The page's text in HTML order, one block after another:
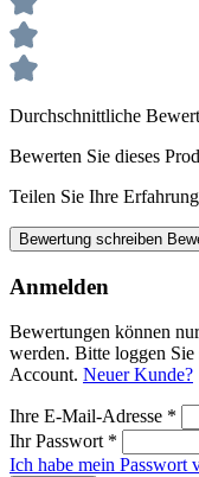
Durchschnittliche
Bewerten Sie dieses
Teilen Sie Ihre
Bewertung schreiben
Anmelden
Bewertungen können
werden. Bitte loggen Sie
Account. Neuer Kunde?
Ihre E-Mail-Adresse *
Ihr Passwort *
Ich habe mein Passwort